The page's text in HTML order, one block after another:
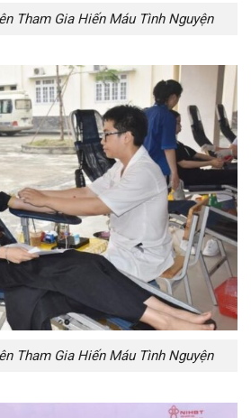
Tham Gia Hiến Máu Tình Nguyện
Tham Gia Hiến Máu Tình Nguyện